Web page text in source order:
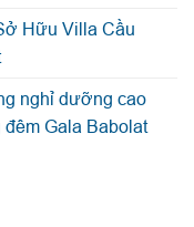
Hữu Villa Cầu
nghỉ dưỡng cao
đêm Gala Babolat